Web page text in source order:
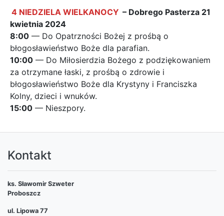
4 NIEDZIELA WIELKANOCY – Dobrego Pasterza 21
kwietnia 2024
8:00 — Do Opatrzności Bożej z prośbą o
błogosławieństwo Boże dla parafian.
10:00 — Do Miłosierdzia Bożego z podziękowaniem
za otrzymane łaski, z prośbą o zdrowie i
błogosławieństwo Boże dla Krystyny i Franciszka
Kolny, dzieci i wnuków.
15:00 — Nieszpory.
Kontakt
ks. Sławomir Szweter
Proboszcz
ul. Lipowa 77